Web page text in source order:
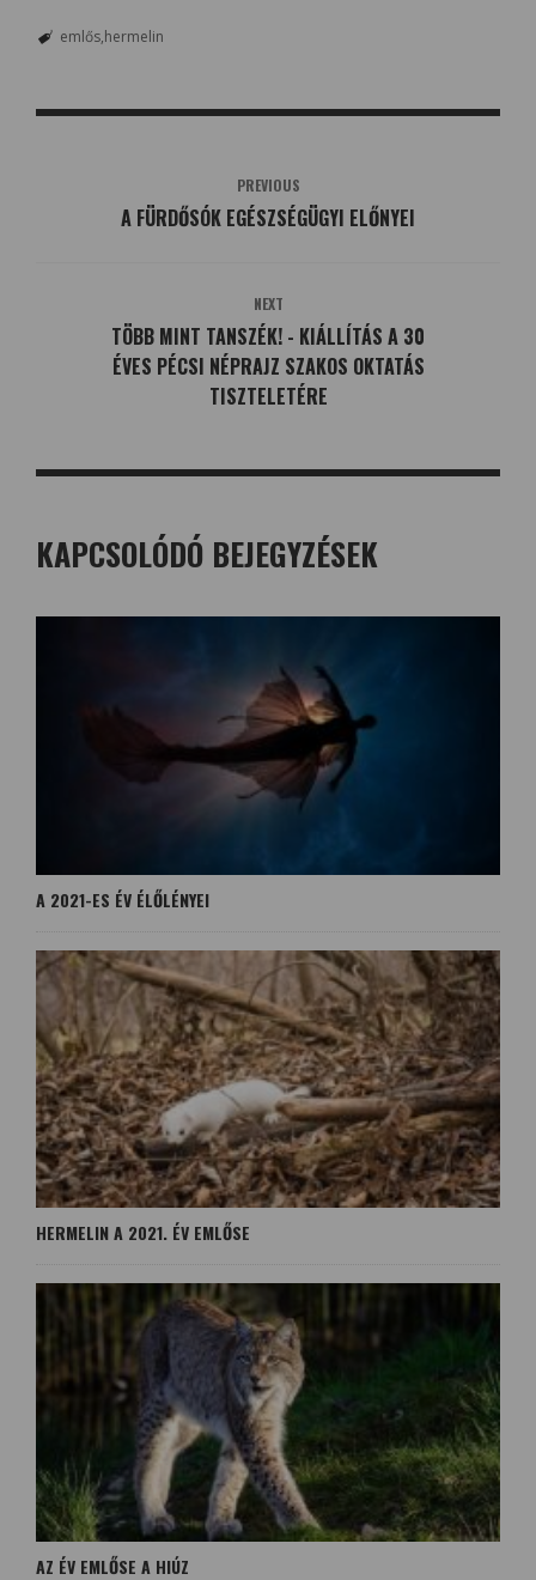
emlős hermelin
PREVIOUS
A FÜRDŐSÓK EGÉSZSÉGÜGYI ELŐNYEI
NEXT
TÖBB MINT TANSZÉK! - KIÁLLÍTÁS A 30
ÉVES PÉCSI NÉPRAJZ SZAKOS OKTATÁS
TISZTELETÉRE
KAPCSOLÓDÓ BEJEGYZÉSEK
A 2021-ES ÉV ÉLŐLÉNYEI
HERMELIN A 2021. ÉV EMLŐSE
AZ ÉV EMLŐSE A HIÚZ